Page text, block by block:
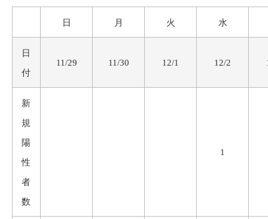
日 月 火 水
日
付
11/29 11/30 12/1 12/2
新
規
陽
性
者
数
1